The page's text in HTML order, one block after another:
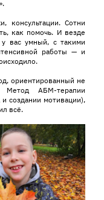
консультации. Сотни
как помочь. И везде
вас умный, с такими
работы — и
ориентированный не
АБМ-терапии
создании мотивации),
всё.